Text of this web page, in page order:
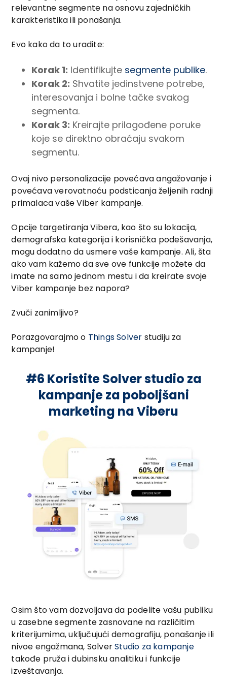
relevantne segmente na osnovu zajedničkih
karakteristika ili ponašanja.
Evo kako da to uradite:
Korak 1: Identifikujte segmente publike.
Korak 2: Shvatite jedinstvene potrebe,
interesovanja i bolne tačke svakog
segmenta.
Korak 3: Kreirajte prilagođene poruke
koje se direktno obraćaju svakom
segmentu.
Ovaj nivo personalizacije povećava angažovanje i
povećava verovatnoću podsticanja željenih radnji
primalaca vaše Viber kampanje.
Opcije targetiranja Vibera, kao što su lokacija,
demografska kategorija i korisnička podešavanja,
mogu dodatno da usmere vaše kampanje. Ali, šta
ako vam kažemo da sve ove funkcije možete da
imate na samo jednom mestu i da kreirate svoje
Viber kampanje bez napora?
Zvuči zanimljivo?
Porazgovarajmo o Things Solver studiju za
kampanje!
#6 Koristite Solver studio za
kampanje za poboljšani
marketing na Viberu
Osim što vam dozvoljava da podelite vašu publiku
u zasebne segmente zasnovane na različitim
kriterijumima, uključujući demografiju, ponašanje ili
nivoe engažmana, SolverStudio za kampanje
takođe pruža i dubinsku analitiku i funkcije
izveštavanja.